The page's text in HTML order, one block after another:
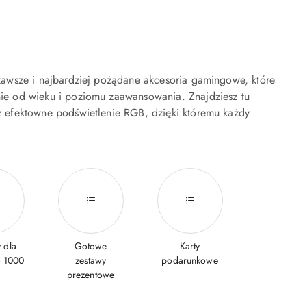
i najbardziej pożądane akcesoria gamingowe, które
od wieku i poziomu zaawansowania. Znajdziesz tu
podświetlenie RGB, dzięki któremu każdy
dla
1000
Gotowe
zestawy
prezentowe
Karty
podarunkowe